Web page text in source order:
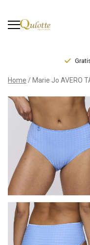
Marie
Jo
AVERO
SIB
Qulotte
Home Marie Jo AVERO